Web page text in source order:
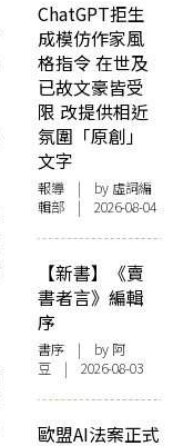
ChatGPT拒生
成模仿作家風
格指令 在世及
已故文豪皆受
限 改提供相近
氛圍「原創」
文字
報導 | by 虛詞編
輯部 | 2026-08-04
【新書】《賣
書者言》編輯
序
書序 | by 阿
豆 | 2026-08-03
歐盟AI法案正式